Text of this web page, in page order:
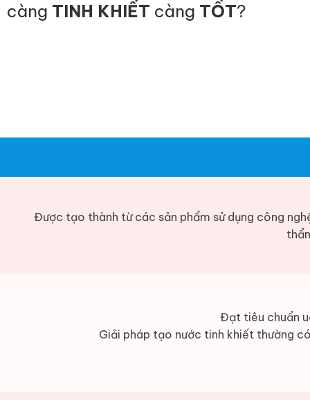
càng TINH KHIẾT càng TỐT?
Được tạo thành từ các sản phẩm sử dụng công
Đạt tiêu chuẩn
Giải pháp tạo nước tinh khiết thường